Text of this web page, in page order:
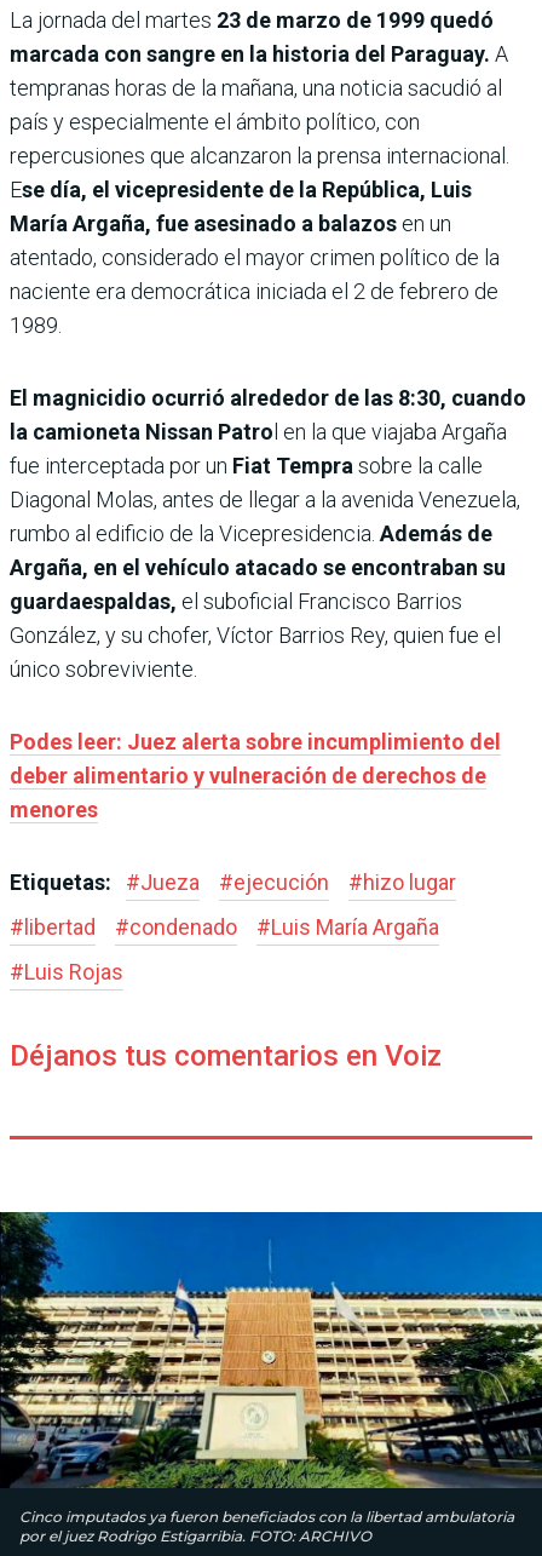
La jornada del martes 23 de marzo de 1999 quedó
marcada con sangre en la historia del Paraguay. A
tempranas horas de la mañana, una noticia sacudió al
país y especialmente el ámbito político, con
repercusiones que alcanzaron la prensa internacional.
Ese día, el vicepresidente de la República, Luis
María Argaña, fue asesinado a balazos en un
atentado, considerado el mayor crimen político de la
naciente era democrática iniciada el 2 de febrero de
1989.
El magnicidio ocurrió alrededor de las 8:30, cuando
la camioneta Nissan Patrol en la que viajaba Argaña
fue interceptada por un Fiat Tempra sobre la calle
Diagonal Molas, antes de llegar a la avenida Venezuela,
rumbo al edificio de la Vicepresidencia. Además de
Argaña, en el vehículo atacado se encontraban su
guardaespaldas, el suboficial Francisco Barrios
González, y su chofer, Víctor Barrios Rey, quien fue el
único sobreviviente.
Podes leer: Juez alerta sobre incumplimiento del
deber alimentario y vulneración de derechos de
menores
Etiquetas: #Jueza #ejecución #hizo lugar
#libertad #condenado #Luis María Argaña
#Luis Rojas
Déjanos tus comentarios en Voiz
Cinco imputados ya fueron beneficiados con la libertad ambulatoria
por el juez Rodrigo Estigarribia. FOTO: ARCHIVO